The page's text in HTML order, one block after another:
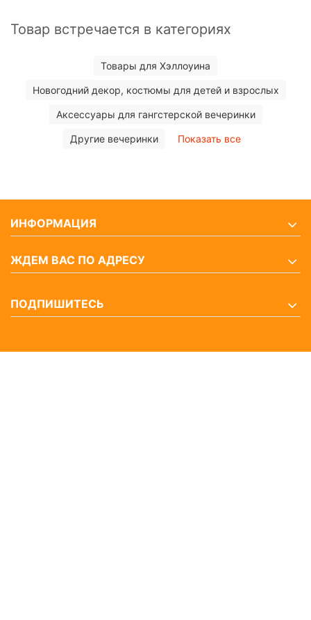
Товар встречается в категориях
Товары для Хэллоуина
Новогодний декор, костюмы для детей и взрослых
Аксессуары для гангстерской вечеринки
Другие вечеринки Показать все
ИНФОРМАЦИЯ
ЖДЕМ ВАС ПО АДРЕСУ
ПОДПИШИТЕСЬ